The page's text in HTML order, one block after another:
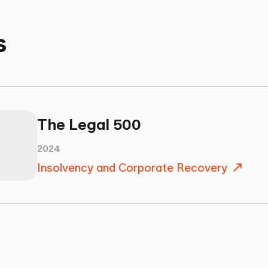
The Legal 500
2024
Insolvency and Corporate Recovery